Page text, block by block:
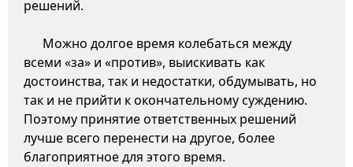
решений.
Можно долгое время колебаться между
всеми «за» и «против», выискивать как
достоинства, так и недостатки, обдумывать, но
так и не прийти к окончательному суждению.
Поэтому принятие ответственных решений
лучше всего перенести на другое, более
благоприятное для этого время.